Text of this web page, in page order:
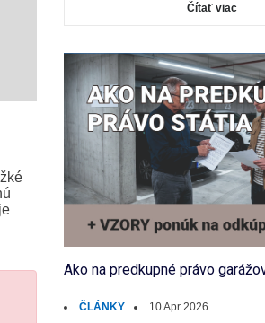
Čítať viac
Ako na predkupné právo
ČLÁNKY 10 Apr 2026